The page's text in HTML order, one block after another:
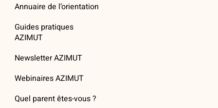
Annuaire de l’orientation
Guides pratiques
AZIMUT
Newsletter AZIMUT
Webinaires AZIMUT
Quel parent êtes-vous ?